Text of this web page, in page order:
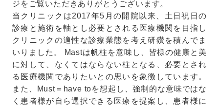
ジをご覧いただきありがとうございます。
当クリニックは2017年5月の開院以来、土日祝日の
診療と施術を軸とし必要とされる医療機関を目指し
クリニックの適性な診療業態を考え研鑽を積んでま
いりました。 Mastは帆柱を意味し、皆様の健康と美
に対して、なくてはならない柱となる、必要とされ
る医療機関でありたいとの思いを象徴しています。
また、Must＝have toを想起し、強制的な意味ではな
く患者様が自ら選択できる医療を提案し、患者様に